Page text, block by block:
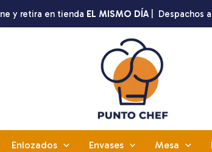
y retira en tienda EL MISMO DÍA | Despachos
Enlozados Envases Mesa